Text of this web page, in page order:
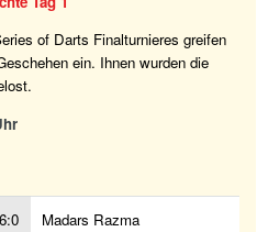
of Darts Finalturnieres greifen
ein. Ihnen wurden die
6:0 Madars Razma